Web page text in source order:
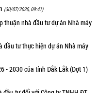
(30/07/2026, 09:41)
thuận nhà đầu tư dự án Nhà máy
đầu tư thực hiện dự án Nhà máy
- 2030 của tỉnh Đắk Lắk (Đợt 1)